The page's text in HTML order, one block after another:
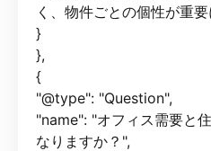
く、物件ごとの個性が重
}
},
{
"@type": "Question",
"name": "オフィス需要と
なりますか？",